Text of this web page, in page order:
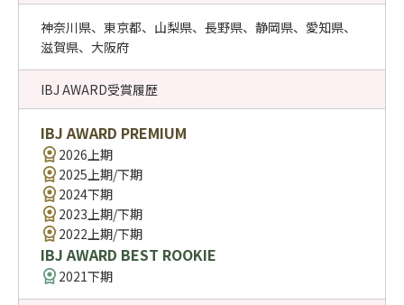
神奈川県、東京都、山梨県、長野県、静岡県、愛知県、
滋賀県、大阪府
IBJ AWARD受賞履歴
IBJ AWARD PREMIUM
2026上期
2025上期/下期
2024下期
2023上期/下期
2022上期/下期
IBJ AWARD BEST ROOKIE
2021下期